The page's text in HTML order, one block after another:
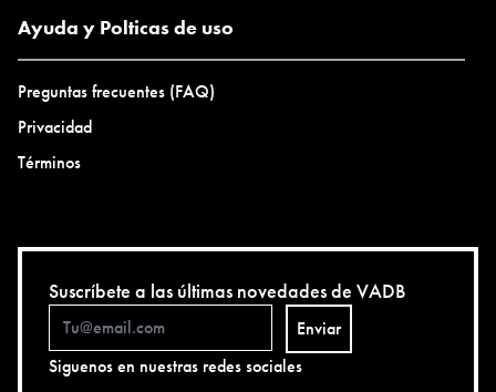
Ayuda y Polticas de uso
Preguntas frecuentes (FAQ)
Privacidad
Términos
Suscríbete a las últimas novedades de VADB
Enviar
Siguenos en nuestras redes sociales